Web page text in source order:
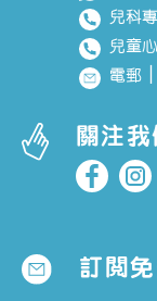
兒科
兒童
電郵
關注我
訂閱